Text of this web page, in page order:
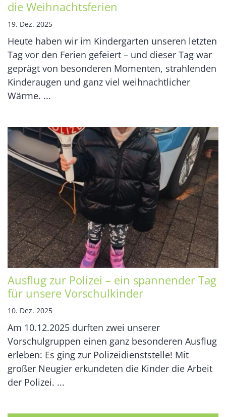
die Weihnachtsferien
19. Dez. 2025
Heute haben wir im Kindergarten unseren letzten
Tag vor den Ferien gefeiert – und dieser Tag war
geprägt von besonderen Momenten, strahlenden
Kinderaugen und ganz viel weihnachtlicher
Wärme. ...
Ausflug zur Polizei – ein spannender Tag
für unsere Vorschulkinder
10. Dez. 2025
Am 10.12.2025 durften zwei unserer
Vorschulgruppen einen ganz besonderen Ausflug
erleben: Es ging zur Polizeidienststelle! Mit
großer Neugier erkundeten die Kinder die Arbeit
der Polizei. ...